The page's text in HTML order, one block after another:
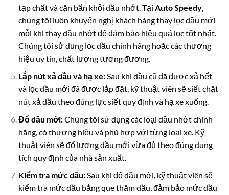
tạp chất và cặn bẩn khỏi dầu nhớt. Tại Auto Speedy,
chúng tôi luôn khuyến nghị khách hàng thay lọc dầu mới
mỗi khi thay dầu nhớt để đảm bảo hiệu quả lọc tốt nhất.
Chúng tôi sử dụng lọc dầu chính hãng hoặc các thương
hiệu uy tín, chất lượng tương đương.
Lắp nút xả dầu và hạ xe:Sau khi dầu cũ đã được xả hết
và lọc dầu mới đã được lắp đặt, kỹ thuật viên sẽ siết chặt
nút xả dầu theo đúng lực siết quy định và hạ xe xuống.
Đổ dầu mới:Chúng tôi sử dụng các loại dầu nhớt chính
hãng, có thương hiệu và phù hợp với từng loại xe. Kỹ
thuật viên sẽ đổ lượng dầu mới vừa đủ theo đúng dung
tích quy định của nhà sản xuất.
Kiểm tra mức dầu:Sau khi đổ dầu mới, kỹ thuật viên sẽ
kiểm tra mức dầu bằng que thăm dầu, đảm bảo mức dầu